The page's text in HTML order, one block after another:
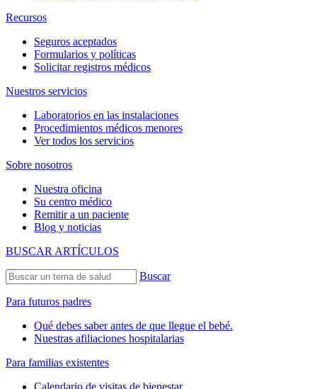
Recursos
Seguros aceptados
Formularios y políticas
Solicitar registros médicos
Nuestros servicios
Laboratorios en las instalaciones
Procedimientos médicos menores
Ver todos los servicios
Sobre nosotros
Nuestra oficina
Su centro médico
Remitir a un paciente
Blog y noticias
BUSCAR ARTÍCULOS
Buscar
Para futuros padres
Qué debes saber antes de que llegue el bebé.
Nuestras afiliaciones hospitalarias
Para familias existentes
Calendario de visitas de bienestar